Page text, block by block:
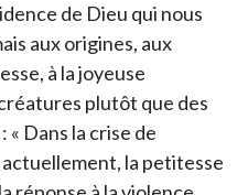
de Dieu qui nous
aux origines, aux
à la joyeuse
plutôt que des
« Dans la crise de
la petitesse